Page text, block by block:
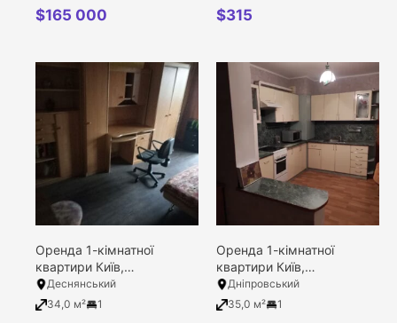
вулиця, 6/25
$165 000 $315
Оренда 1-кімнатної
квартири Київ,
Деснянський район,
Левицького вулиця, 18
Деснянський
34,0 м²
1
Оренда 1-кімнатної
квартири Київ,
Дніпровський район,
Сосницька вулиця, 19
Дніпровський
35,0 м²
1